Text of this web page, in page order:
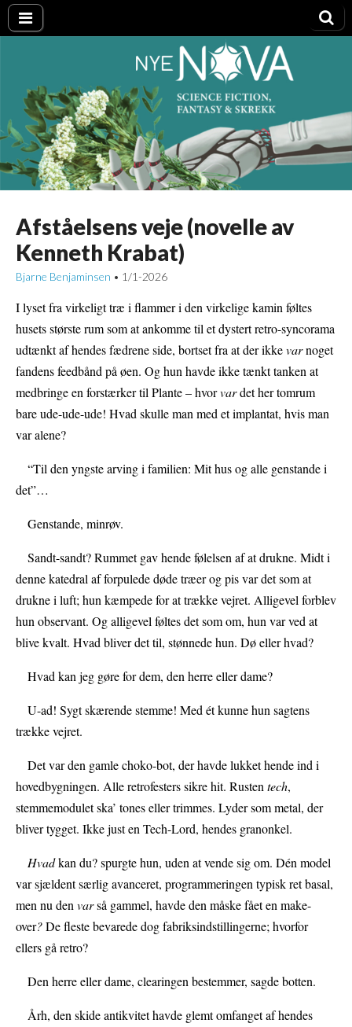
Nye NOVA
Afståelsens veje (novelle av
Kenneth Krabat)
Bjarne Benjaminsen • 1/1-2026
I lyset fra virkeligt træ i flammer i den virkelige kamin føltes
husets største rum som at ankomme til et dystert retro-syncorama
udtænkt af hendes fædrene side, bortset fra at der ikkevarnoget
fandens feedbånd på øen. Og hun havde ikke tænkt tanken at
medbringe en forstærker til Plante – hvorvardet her tomrum
bare ude-ude-ude! Hvad skulle man med et implantat, hvis man
var alene?
“Til den yngste arving i familien: Mit hus og alle genstande i
det”…
Genstande, minrøv.
Sandt-sandt? Rummet gav hende følelsen af at drukne. Midt i
denne katedral af forpulede døde træer og pis var det som at
drukne i luft; hun kæmpede for at trække vejret. Alligevel forblev
hun observant. Og alligevel føltes det som om, hun var ved at
blive kvalt. Hvad bliver det til, stønnede hun. Dø eller hvad?
Hvad kan jeg gøre for dem, den herre eller dame?
U-ad! Sygt skærende stemme! Med ét kunne hun sagtens
trække vejret.
Det var den gamle choko-bot, der havde lukket hende ind i
hovedbygningen. Alle retrofesters sikre hit. Rustentech,
stemmemodulet ska’ tones eller trimmes. Lyder som metal, der
bliver tygget. Ikke just en Tech-Lord, hendes granonkel.
Hvadkan du? spurgte hun, uden at vende sig om. Dén model
var sjældent særlig avanceret, programmeringen typisk ret basal,
men nu denvarså gammel, havde den måske fået enmake-
over?De fleste bevarede dog fabriksindstillingerne; hvorfor
ellers gå retro?
Den herre eller dame, clearingen bestemmer, sagde botten.
Årh, den skide antikvitet havde glemt omfanget af hendes